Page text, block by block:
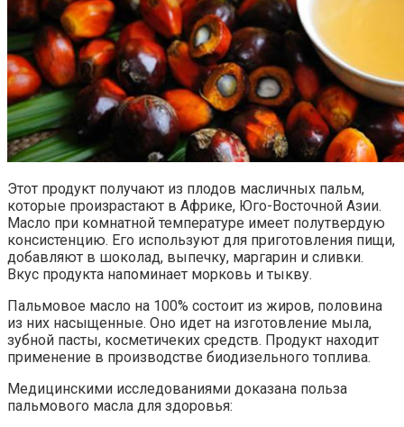
Этот продукт получают из плодов масличных пальм,
которые произрастают в Африке, Юго-Восточной Азии.
Масло при комнатной температуре имеет полутвердую
консистенцию. Его используют для приготовления пищи,
добавляют в шоколад, выпечку, маргарин и сливки.
Вкус продукта напоминает морковь и тыкву.
Пальмовое масло на 100% состоит из жиров, половина
из них насыщенные. Оно идет на изготовление мыла,
зубной пасты, косметичеких средств. Продукт находит
применение в производстве биодизельного топлива.
Медицинскими исследованиями доказана польза
пальмового масла для здоровья: